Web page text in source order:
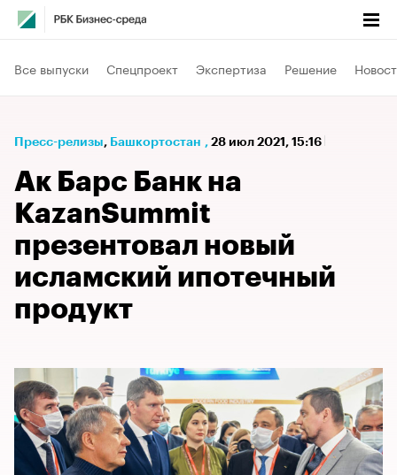
Все выпуски Спецпроект Экспертиза Решение
Пресс-релизы⁠, Башкортостан , 28 июл 2021, 15:16
Ак Барс Банк на
KazanSummit
презентовал новый
исламский ипотечный
продукт